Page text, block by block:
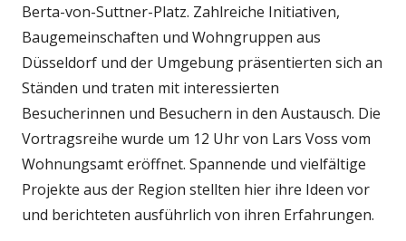
Berta-von-Suttner-Platz. Zahlreiche Initiativen,
Baugemeinschaften und Wohngruppen aus
Düsseldorf und der Umgebung präsentierten sich an
Ständen und traten mit interessierten
Besucherinnen und Besuchern in den Austausch. Die
Vortragsreihe wurde um 12 Uhr von Lars Voss vom
Wohnungsamt eröffnet. Spannende und vielfältige
Projekte aus der Region stellten hier ihre Ideen vor
und berichteten ausführlich von ihren Erfahrungen.